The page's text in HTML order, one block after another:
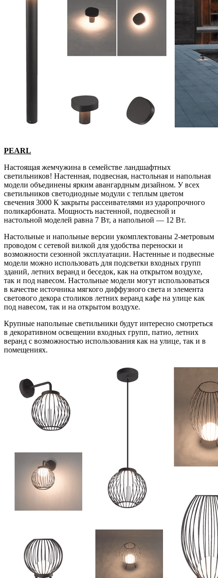
PEARL
Настоящая жемчужина в семействе ландшафтных
светильников! Настенная, подвесная, настольная и напольная
модели объединены ярким авангардным дизайном. У всех
светильников светодиодные модули с теплым цветом
свечения 3000 К закрыты рассеивателями из ударопрочного
поликарбоната. Мощность настенной, подвесной и
настольной моделей равна 7 Вт, а напольной — 12 Вт.
Настольные и напольные версии укомплектованы 2-метровым
проводом с сетевой вилкой для удобства переноски и
возможности сезонной эксплуатации. Настенные и подвесные
модели можно использовать для подсветки входных групп
зданий, летних веранд и беседок, как на открытом воздухе,
так и под навесом. Настольные модели могут использоваться
в качестве источника мягкого диффузного света и элемента
светового декора столиков летних веранд кафе на улице как
под навесом, так и на открытом воздухе.
Крупные напольные светильники будут интересно смотреться
в декоративном освещении входных групп, патио, летних
веранд с возможностью использования как на улице, так и в
помещениях.